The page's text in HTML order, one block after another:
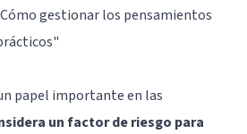
gestionar los pensamientos
papel importante en las
un factor de riesgo para